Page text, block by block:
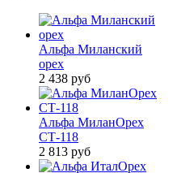
Альфа Миланский
орех
2 438 руб
Альфа МиланОрех
СТ-118
2 813 руб